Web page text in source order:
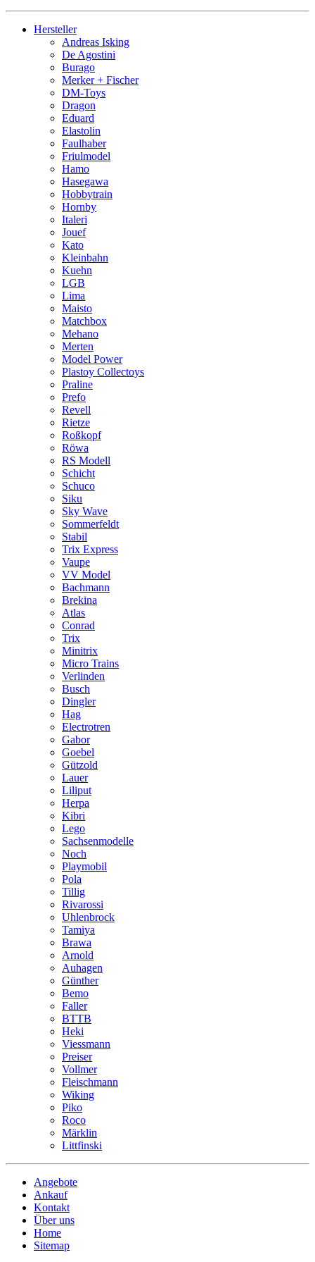
Hersteller
Andreas Isking
De Agostini
Burago
Merker + Fischer
DM-Toys
Dragon
Eduard
Elastolin
Faulhaber
Friulmodel
Hamo
Hasegawa
Hobbytrain
Hornby
Italeri
Jouef
Kato
Kleinbahn
Kuehn
LGB
Lima
Maisto
Matchbox
Mehano
Merten
Model Power
Plastoy Collectoys
Praline
Prefo
Revell
Rietze
Roßkopf
Röwa
RS Modell
Schicht
Schuco
Siku
Sky Wave
Sommerfeldt
Stabil
Trix Express
Vaupe
VV Model
Bachmann
Brekina
Atlas
Conrad
Trix
Minitrix
Micro Trains
Verlinden
Busch
Dingler
Hag
Electrotren
Gabor
Goebel
Gützold
Lauer
Liliput
Herpa
Kibri
Lego
Sachsenmodelle
Noch
Playmobil
Pola
Tillig
Rivarossi
Uhlenbrock
Tamiya
Brawa
Arnold
Auhagen
Günther
Bemo
Faller
BTTB
Heki
Viessmann
Preiser
Vollmer
Fleischmann
Wiking
Piko
Roco
Märklin
Littfinski
Angebote
Ankauf
Kontakt
Über uns
Home
Sitemap